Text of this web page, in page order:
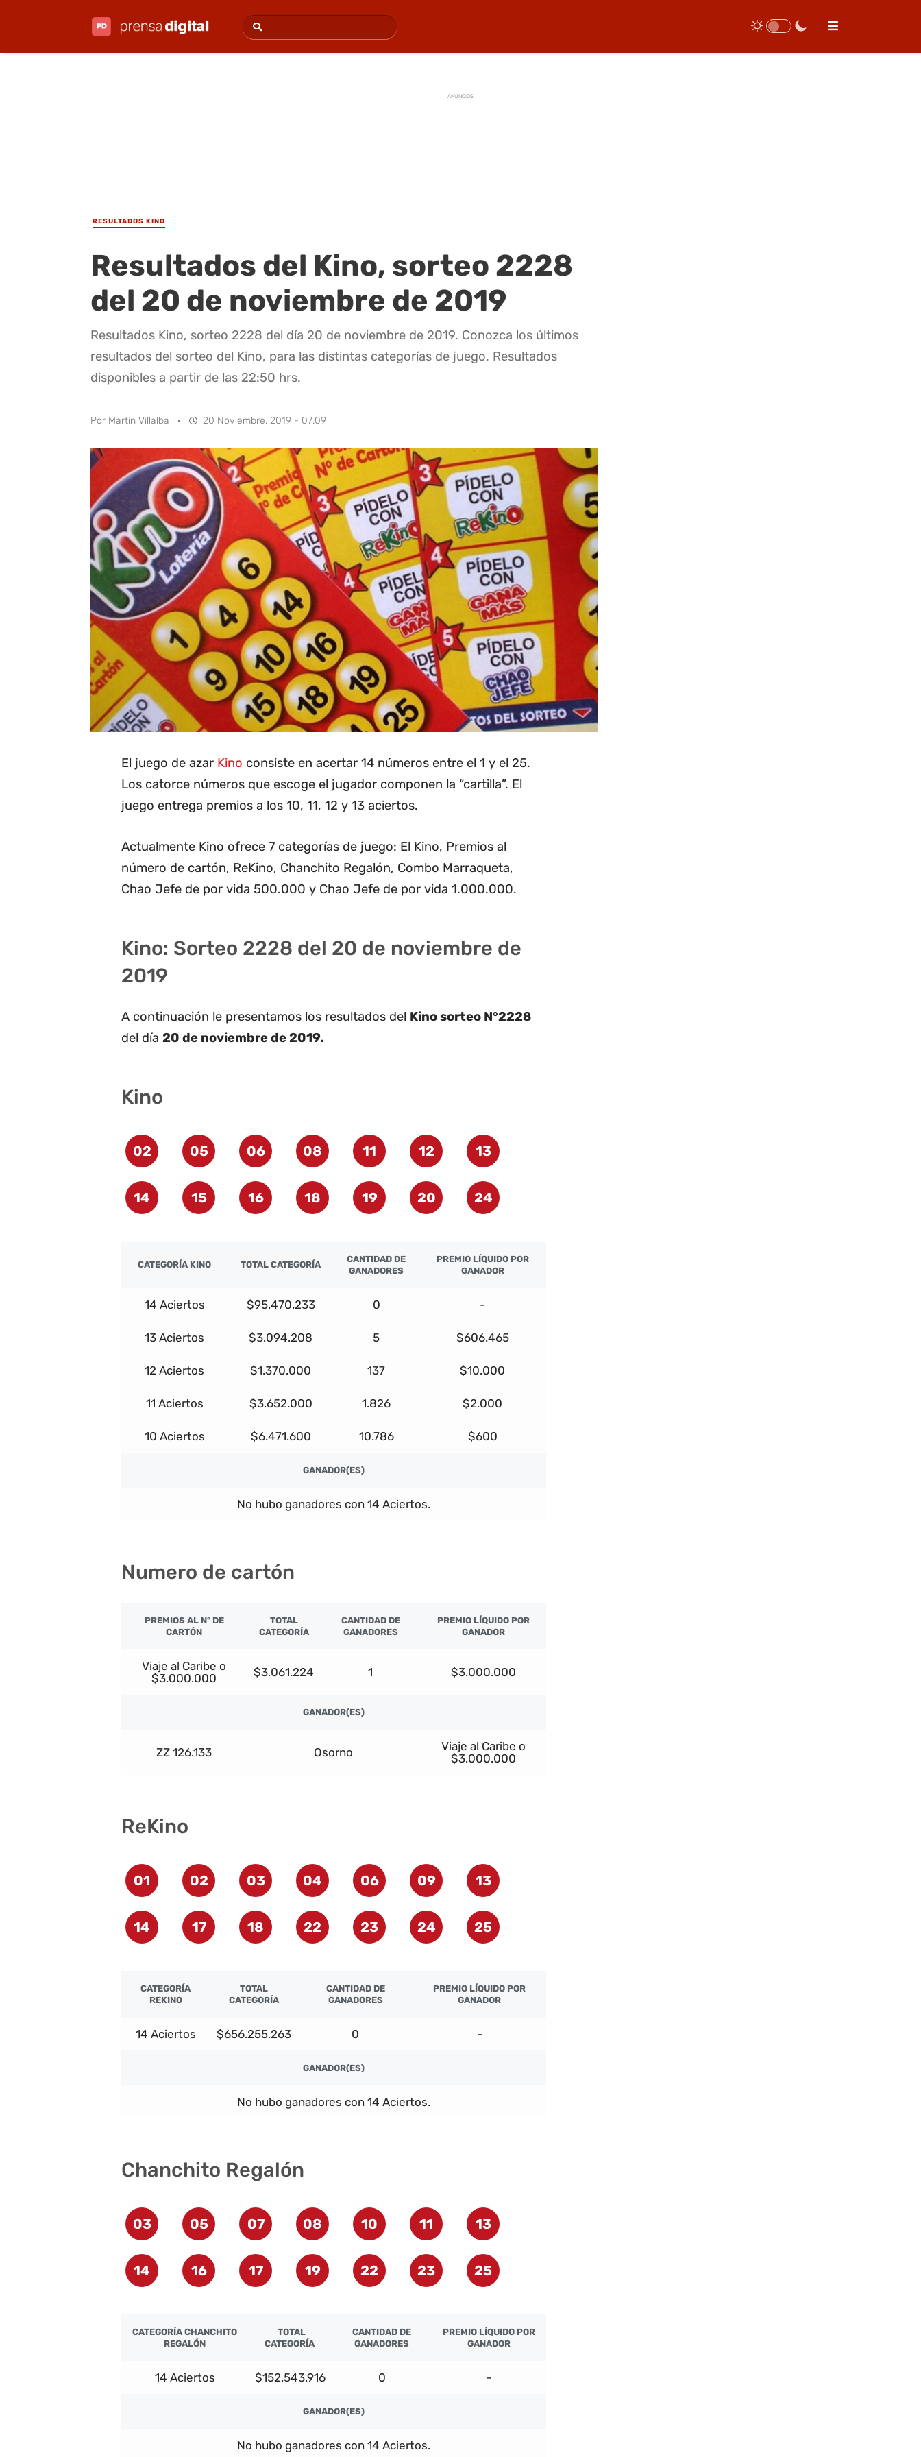
ANUNCIOS
RESULTADOS KINO
Resultados del Kino, sorteo 2228
del 20 de noviembre de 2019
Resultados Kino, sorteo 2228 del día 20 de noviembre de 2019. Conozca los últimos
resultados del sorteo del Kino, para las distintas categorías de juego. Resultados
disponibles a partir de las 22:50 hrs.
Por Martín Villalba · 20 Noviembre, 2019 - 07:09
El juego de azar Kino consiste en acertar 14 números entre el 1 y el 25.
Los catorce números que escoge el jugador componen la “cartilla”. El
juego entrega premios a los 10, 11, 12 y 13 aciertos.
Actualmente Kino ofrece 7 categorías de juego: El Kino, Premios al
número de cartón, ReKino, Chanchito Regalón, Combo Marraqueta,
Chao Jefe de por vida 500.000 y Chao Jefe de por vida 1.000.000.
Kino: Sorteo 2228 del 20 de noviembre de
2019
A continuación le presentamos los resultados del Kino sorteo N°2228
del día 20 de noviembre de 2019.
Kino
02 05 06 08 11 12 13
14 15 16 18 19 20 24
CATEGORÍA KINO TOTAL CATEGORÍA
CANTIDAD DE
GANADORES
PREMIO LÍQUIDO POR
GANADOR
14 Aciertos $95.470.233 0 -
13 Aciertos $3.094.208 5 $606.465
12 Aciertos $1.370.000 137 $10.000
11 Aciertos $3.652.000 1.826 $2.000
10 Aciertos $6.471.600 10.786 $600
GANADOR(ES)
No hubo ganadores con 14 Aciertos.
Numero de cartón
PREMIOS AL Nº DE
CARTÓN
TOTAL
CATEGORÍA
CANTIDAD DE
GANADORES
PREMIO LÍQUIDO POR
GANADOR
Viaje al Caribe o
$3.000.000
$3.061.224 1 $3.000.000
GANADOR(ES)
ZZ 126.133 Osorno
Viaje al Caribe o
$3.000.000
ReKino
01 02 03 04 06 09 13
14 17 18 22 23 24 25
CATEGORÍA
REKINO
TOTAL
CATEGORÍA
CANTIDAD DE
GANADORES
PREMIO LÍQUIDO POR
GANADOR
14 Aciertos $656.255.263 0 -
GANADOR(ES)
No hubo ganadores con 14 Aciertos.
Chanchito Regalón
03 05 07 08 10 11 13
14 16 17 19 22 23 25
CATEGORÍA CHANCHITO
REGALÓN
TOTAL
CATEGORÍA
CANTIDAD DE
GANADORES
PREMIO LÍQUIDO POR
GANADOR
14 Aciertos $152.543.916 0 -
GANADOR(ES)
No hubo ganadores con 14 Aciertos.